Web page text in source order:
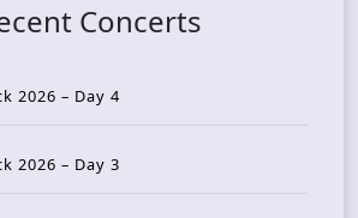
Concerts
2026 – Day 4
2026 – Day 3